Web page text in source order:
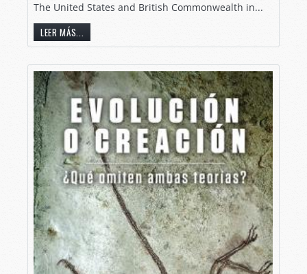
The United States and British Commonwealth in...
LEER MÁS...